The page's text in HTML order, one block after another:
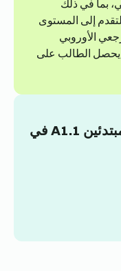
بما في ذلك
إلى المستوى
الأوروبي
يحصل الطالب على
دورة جماعية بعد المدرسة للمبتدئين A1.1 في